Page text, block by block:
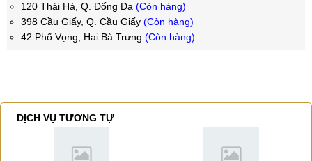
120 Thái Hà, Q. Đống Đa (Còn hàng)
398 Cầu Giấy, Q. Cầu Giấy (Còn hàng)
42 Phố Vọng, Hai Bà Trưng (Còn hàng)
DỊCH VỤ TƯƠNG TỰ